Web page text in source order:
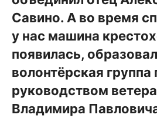
Савино. А во время
у нас машина
появилась,
волонтёрская группа
руководством
Владимира